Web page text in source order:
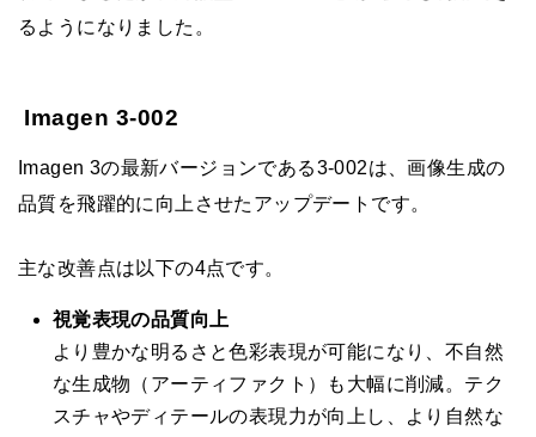
るようになりました。
Imagen 3-002
Imagen 3の最新バージョンである3-002は、画像生成の
品質を飛躍的に向上させたアップデートです。
主な改善点は以下の4点です。
視覚表現の品質向上
より豊かな明るさと色彩表現が可能になり、不自然
な生成物（アーティファクト）も大幅に削減。テク
スチャやディテールの表現力が向上し、より自然な